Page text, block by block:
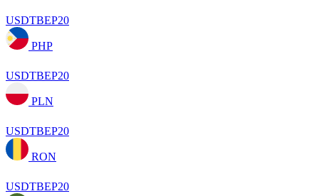
USDTBEP20
PHP
USDTBEP20
PLN
USDTBEP20
RON
USDTBEP20